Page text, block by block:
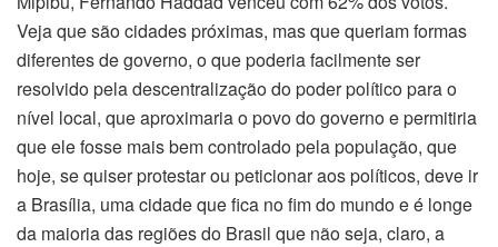
Veja que são cidades próximas, mas que queriam formas
diferentes de governo, o que poderia facilmente ser
resolvido pela descentralização do poder político para o
nível local, que aproximaria o povo do governo e permitiria
que ele fosse mais bem controlado pela população, que
hoje, se quiser protestar ou peticionar aos políticos, deve ir
a Brasília, uma cidade que fica no fim do mundo e é longe
da maioria das regiões do Brasil que não seja, claro, a